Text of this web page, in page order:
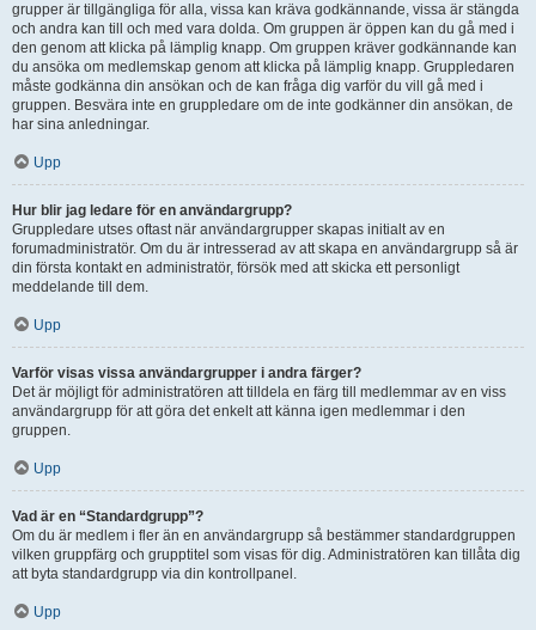
grupper är tillgängliga för alla, vissa kan kräva godkännande, vissa är stängda
och andra kan till och med vara dolda. Om gruppen är öppen kan du gå med i
den genom att klicka på lämplig knapp. Om gruppen kräver godkännande kan
du ansöka om medlemskap genom att klicka på lämplig knapp. Gruppledaren
måste godkänna din ansökan och de kan fråga dig varför du vill gå med i
gruppen. Besvära inte en gruppledare om de inte godkänner din ansökan, de
har sina anledningar.
Upp
Hur blir jag ledare för en användargrupp?
Gruppledare utses oftast när användargrupper skapas initialt av en
forumadministratör. Om du är intresserad av att skapa en användargrupp så är
din första kontakt en administratör, försök med att skicka ett personligt
meddelande till dem.
Upp
Varför visas vissa användargrupper i andra färger?
Det är möjligt för administratören att tilldela en färg till medlemmar av en viss
användargrupp för att göra det enkelt att känna igen medlemmar i den
gruppen.
Upp
Vad är en “Standardgrupp”?
Om du är medlem i fler än en användargrupp så bestämmer standardgruppen
vilken gruppfärg och grupptitel som visas för dig. Administratören kan tillåta dig
att byta standardgrupp via din kontrollpanel.
Upp